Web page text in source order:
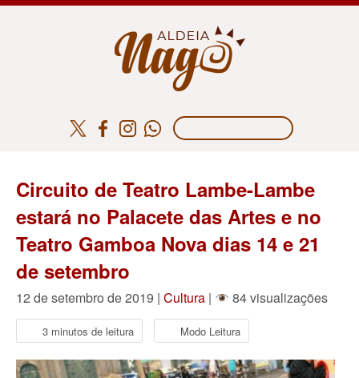
Circuito de Teatro Lambe-Lambe
estará no Palacete das Artes e no
Teatro Gamboa Nova dias 14 e 21
de setembro
12 de setembro de 2019 | Cultura | 84 visualizações
3 minutos de leitura Modo Leitura